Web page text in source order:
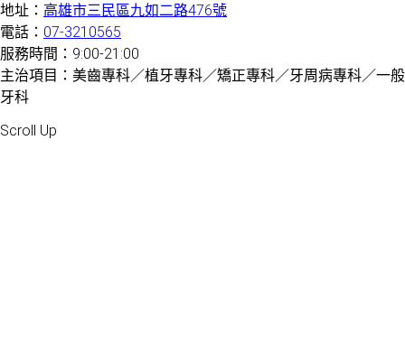
地址： 高雄市三民區九如二路476號
電話： 07-3210565
服務時間：9:00-21:00
主治項目：美齒專科／植牙專科／矯正專科／牙周病專科／一般
牙科
Scroll Up